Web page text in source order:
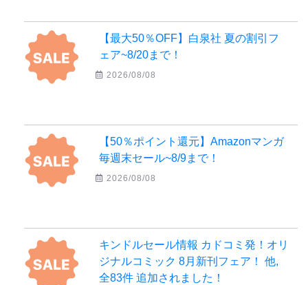
【最大50％OFF】白泉社 夏の割引フ
ェア~8/20まで！
2026/08/08
【50％ポイント還元】Amazonマンガ
毎週末セール~8/9まで！
2026/08/08
キンドルセール情報 カドコミ発！オリ
ジナルコミック 8月新刊フェア！ 他,
全83件 追加されました！